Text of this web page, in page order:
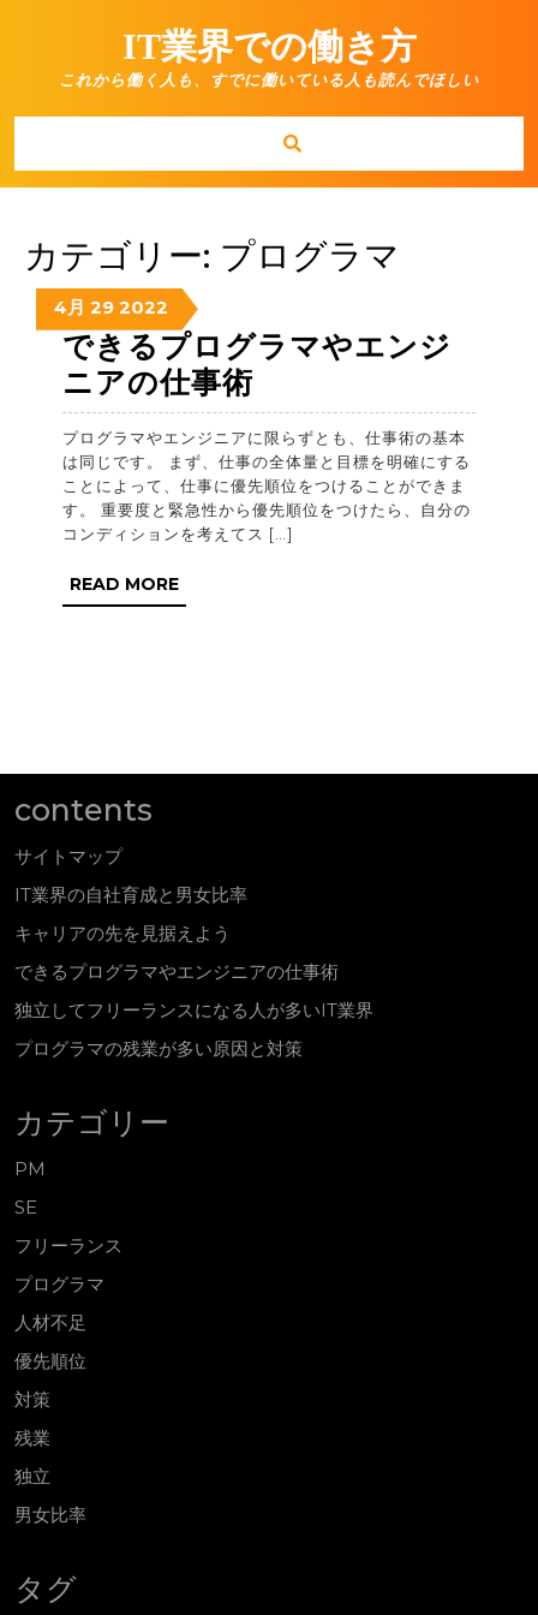
IT業界での働き方
これから働く人も、すでに働いている人も読んでほしい
カテゴリー: プログラマ
4月 2022-
04-
29
292022-
04-
29
2022 2022-
04-
29
できるプログラマやエンジ
ニアの仕事術で
き
る
プ
ロ
ジ
事
術
プログラマやエンジニアに限らずとも、仕事術の基本
は同じです。 まず、仕事の全体量と目標を明確にする
ことによって、仕事に優先順位をつけることができま
す。 重要度と緊急性から優先順位をつけたら、自分の
コンディションを考えてス […]
READ MOREREAD
MORE
contents
サイトマップ
IT業界の自社育成と男女比率
キャリアの先を見据えよう
できるプログラマやエンジニアの仕事術
独立してフリーランスになる人が多いIT業界
プログラマの残業が多い原因と対策
カテゴリー
PM
SE
フリーランス
プログラマ
人材不足
優先順位
対策
残業
独立
男女比率
タグ